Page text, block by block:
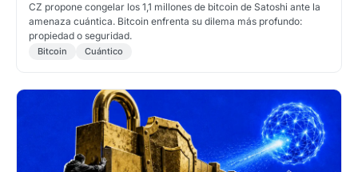
CZ propone congelar los 1,1 millones de bitcoin de Satoshi ante la
amenaza cuántica. Bitcoin enfrenta su dilema más profundo:
propiedad o seguridad.
Bitcoin Cuántico